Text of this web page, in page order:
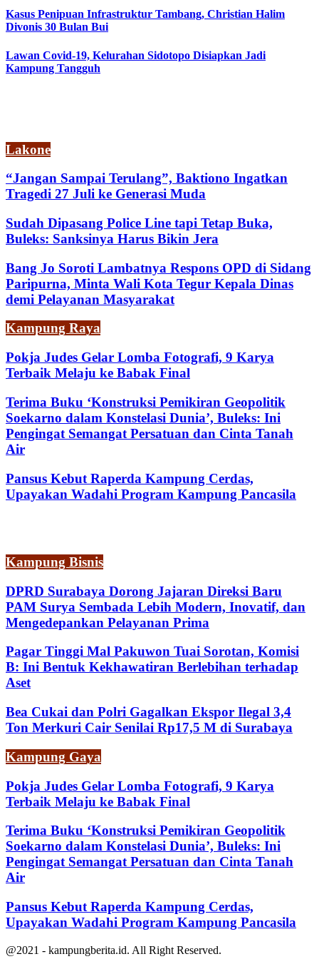
Kasus Penipuan Infrastruktur Tambang, Christian Halim
Divonis 30 Bulan Bui
Lawan Covid-19, Kelurahan Sidotopo Disiapkan Jadi
Kampung Tangguh
Lakone
“Jangan Sampai Terulang”, Baktiono Ingatkan
Tragedi 27 Juli ke Generasi Muda
Sudah Dipasang Police Line tapi Tetap Buka,
Buleks: Sanksinya Harus Bikin Jera
Bang Jo Soroti Lambatnya Respons OPD di Sidang
Paripurna, Minta Wali Kota Tegur Kepala Dinas
demi Pelayanan Masyarakat
Kampung Raya
Pokja Judes Gelar Lomba Fotografi, 9 Karya
Terbaik Melaju ke Babak Final
Terima Buku ‘Konstruksi Pemikiran Geopolitik
Soekarno dalam Konstelasi Dunia’, Buleks: Ini
Pengingat Semangat Persatuan dan Cinta Tanah
Air
Pansus Kebut Raperda Kampung Cerdas,
Upayakan Wadahi Program Kampung Pancasila
Kampung Bisnis
DPRD Surabaya Dorong Jajaran Direksi Baru
PAM Surya Sembada Lebih Modern, Inovatif, dan
Mengedepankan Pelayanan Prima
Pagar Tinggi Mal Pakuwon Tuai Sorotan, Komisi
B: Ini Bentuk Kekhawatiran Berlebihan terhadap
Aset
Bea Cukai dan Polri Gagalkan Ekspor Ilegal 3,4
Ton Merkuri Cair Senilai Rp17,5 M di Surabaya
Kampung Gaya
Pokja Judes Gelar Lomba Fotografi, 9 Karya
Terbaik Melaju ke Babak Final
Terima Buku ‘Konstruksi Pemikiran Geopolitik
Soekarno dalam Konstelasi Dunia’, Buleks: Ini
Pengingat Semangat Persatuan dan Cinta Tanah
Air
Pansus Kebut Raperda Kampung Cerdas,
Upayakan Wadahi Program Kampung Pancasila
@2021 - kampungberita.id. All Right Reserved.